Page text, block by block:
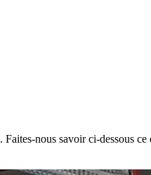
nous savoir ci-dessous